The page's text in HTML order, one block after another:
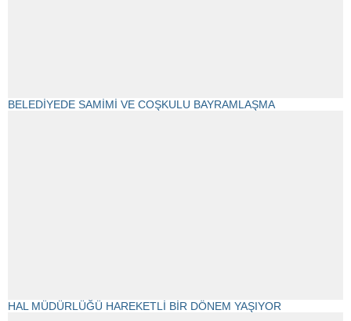
BELEDİYEDE SAMİMİ VE COŞKULU BAYRAMLAŞMA
HAL MÜDÜRLÜĞÜ HAREKETLİ BİR DÖNEM YAŞIYOR